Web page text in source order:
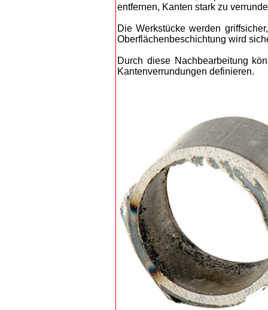
entfernen, Kanten stark zu
Die Werkstücke werden
Oberflächenbeschichtung wird
Durch diese Nachbearbeitung
Kantenverrundungen definieren.